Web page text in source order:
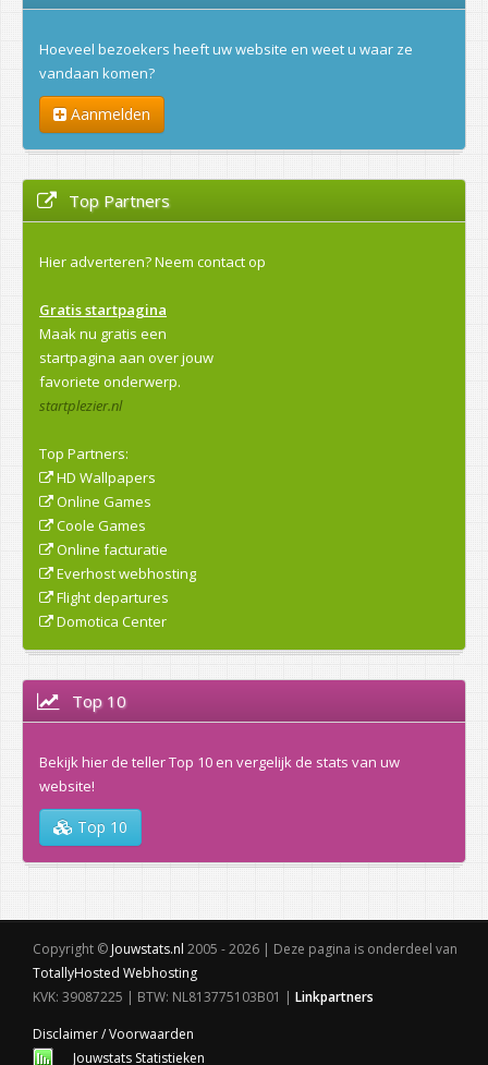
Hoeveel bezoekers heeft uw website en weet u waar ze
vandaan komen?
Aanmelden
Top Partners
Hier adverteren?Neem contact op
Gratis startpagina
Maak nu gratis een
startpagina aan over jouw
favoriete onderwerp.
startplezier.nl
Top Partners:
HD Wallpapers
Online Games
Coole Games
Online facturatie
Everhost webhosting
Flight departures
Domotica Center
Top 10
Bekijk hier de teller Top 10 en vergelijk de stats van uw
website!
Top 10
Copyright © Jouwstats.nl 2005 - 2026 | Deze pagina is onderdeel van
TotallyHosted Webhosting
KVK: 39087225 | BTW: NL813775103B01 | Linkpartners
Disclaimer / Voorwaarden
Jouwstats Statistieken